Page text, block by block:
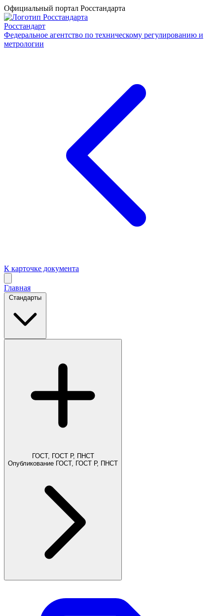
Официальный портал Росстандарта
Росстандарт
Федеральное агентство по техническому регулированию и
метрологии
К карточке документа
Главная
Стандарты
ГОСТ, ГОСТ Р, ПНСТ
Опубликование ГОСТ, ГОСТ Р, ПНСТ